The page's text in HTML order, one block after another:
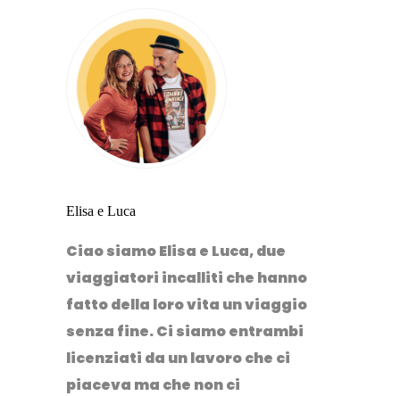
Elisa e Luca
Ciao siamo Elisa e Luca, due
viaggiatori incalliti che hanno
fatto della loro vita un viaggio
senza fine. Ci siamo entrambi
licenziati da un lavoro che ci
piaceva ma che non ci